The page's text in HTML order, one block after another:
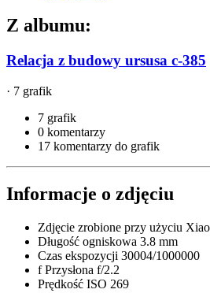
Z albumu:
Relacja z budowy ursusa c-385
· 7 grafik
7 grafik
0 komentarzy
17 komentarzy do grafik
Informacje o zdjęciu
Zdjęcie zrobione przy użyciu
Długość ogniskowa 3.8 mm
Czas ekspozycji 30004/1000000
f Przysłona f/2.2
Prędkość ISO 269